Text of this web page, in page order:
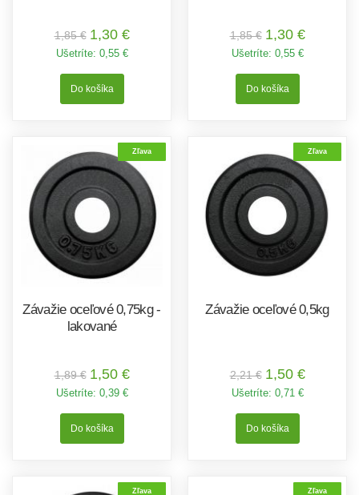
1,85 € 1,30 €
Ušetríte: 0,55 €
1,85 € 1,30 €
Ušetríte: 0,55 €
Zľava
Závažie oceľové 0,75kg -
lakované
1,89 € 1,50 €
Ušetríte: 0,39 €
Zľava
Závažie oceľové 0,5kg
2,21 € 1,50 €
Ušetríte: 0,71 €
Zľava Zľava